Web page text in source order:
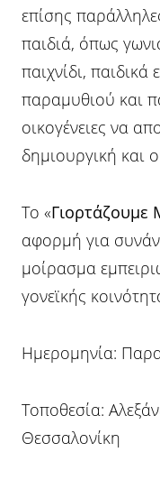
επίσης
παιδιά, όπως
παιχνίδι,
παραμυθιού και
οικογένειες να
δημιουργική και
Το «Γιορτάζουμε
αφορμή για
μοίρασμα
γονεϊκής
Ημερομηνία:
Τοποθεσία:
Θεσσαλονίκη